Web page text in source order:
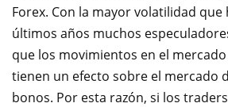
Forex. Con la mayor volatilidad
últimos años muchos
que los movimientos en el
tienen un efecto sobre el mercado
bonos. Por esta razón, si los